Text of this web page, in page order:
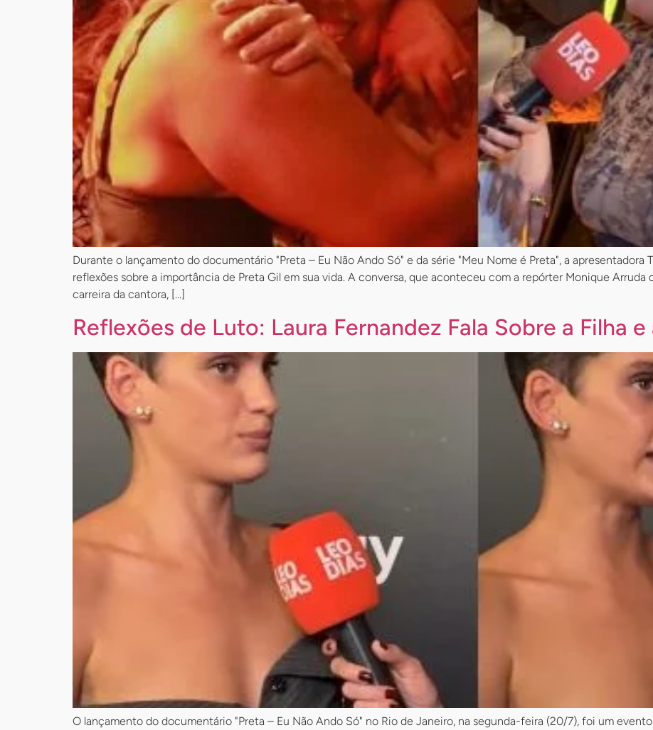
Durante o lançamento do documentário "Preta – Eu Não Ando Só" e da série "Meu Nome é Preta", a apresentadora
reflexões sobre a importância de Preta Gil em sua vida. A conversa, que aconteceu com a repórter Monique Arruda
carreira da cantora, […]
Reflexões de Luto: Laura Fernandez Fala Sobre a Filha
O lançamento do documentário "Preta – Eu Não Ando Só" no Rio de Janeiro, na segunda-feira (20/7), foi um